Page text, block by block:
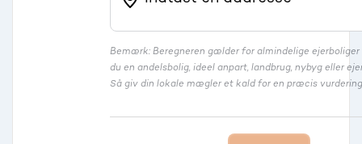
Bemærk: Beregneren gælder for almindelige ejerboliger
du en andelsbolig, ideel anpart, landbrug, nybyg eller
Så giv din lokale mægler et kald for en præcis